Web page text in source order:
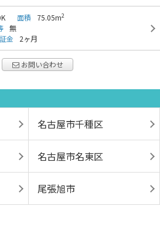
面積 75.05m2
無
金 2ヶ月
お問い合わせ
名古屋市千種区
名古屋市名東区
尾張旭市